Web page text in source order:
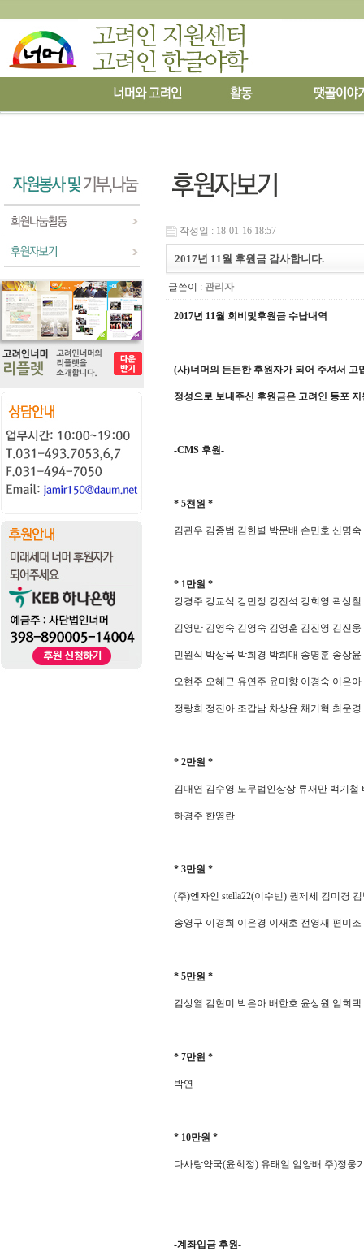
작성일 : 18-01-16 18:57
2017년 11월 후원금 감사합니다.
글쓴이 : 관리자
2017년 11월 회비및후원금 수납내역
(사)너머의 든든한 후원자가 되어 주셔서 고
정성으로 보내주신 후원금은 고려인 동포
-CMS 후원-
* 5천원 *
김관우 김종범 김한별 박문배 손민호 신명
* 1만원 *
강경주 강교식 강민정 강진석 강희영 곽상
김영만 김영숙 김영숙 김영훈 김진영 김진
민원식 박상욱 박희경 박희대 송명훈 송상
오현주 오혜근 유연주 윤미향 이경숙 이은
정랑희 정진아 조갑남 차상윤 채기혁 최운
* 2만원 *
김대연 김수영 노무법인상상 류재만 백기철
하경주 한영란
* 3만원 *
(주)엔자인 stella22(이수빈) 권제세 김미경
송영구 이경희 이은경 이재호 전영재 편미
* 5만원 *
김상열 김현미 박은아 배한호 윤상원 임희택
* 7만원 *
박연
* 10만원 *
다사랑약국(윤희정) 유태일 임양배 주)정웅
-계좌입금 후원-